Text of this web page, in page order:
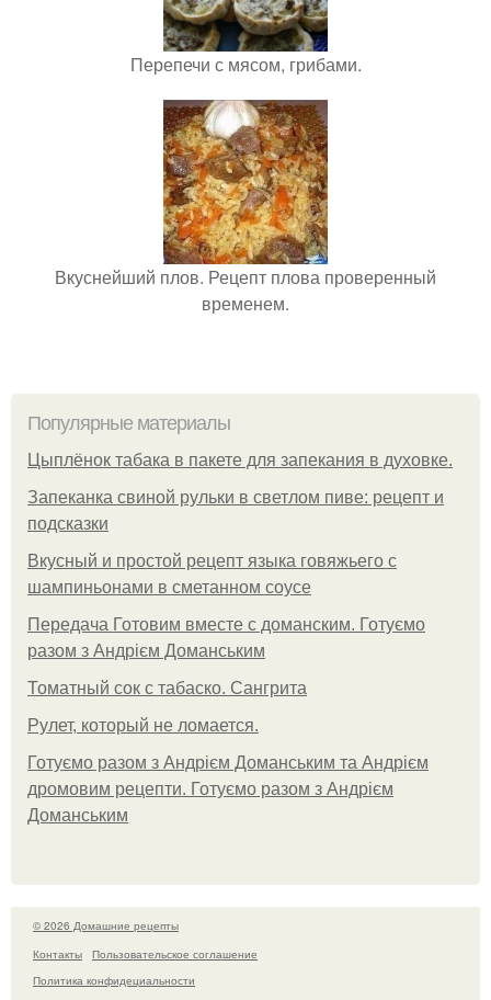
Перепечи с мясом, грибами.
Вкуснейший плов. Рецепт плова проверенный
временем.
Популярные материалы
Цыплёнок табака в пакете для запекания в духовке.
Запеканка свиной рульки в светлом пиве: рецепт и
подсказки
Вкусный и простой рецепт языка говяжьего с
шампиньонами в сметанном соусе
Передача Готовим вместе с доманским. Готуємо
разом з Андрієм Доманським
Томатный сок с табаско. Сангрита
Рулет, который не ломается.
Готуємо разом з Андрієм Доманським та Андрієм
дромовим рецепти. Готуємо разом з Андрієм
Доманським
© 2026 Домашние рецепты
Контакты
Пользовательское соглашение
Политика конфидециальности